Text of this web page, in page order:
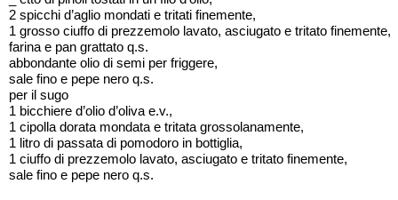
2 spicchi d’aglio mondati e tritati finemente,
1 grosso ciuffo di prezzemolo lavato, asciugato e tritato finemente,
farina e pan grattato q.s.
abbondante olio di semi per friggere,
sale fino e pepe nero q.s.
per il sugo
1 bicchiere d’olio d’oliva e.v.,
1 cipolla dorata mondata e tritata grossolanamente,
1 litro di passata di pomodoro in bottiglia,
1 ciuffo di prezzemolo lavato, asciugato e tritato finemente,
sale fino e pepe nero q.s.